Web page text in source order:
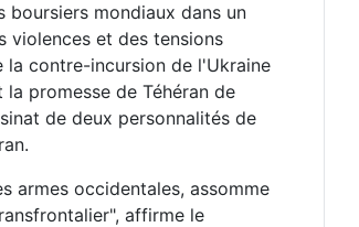
boursiers mondiaux dans un
violences et des tensions
contre-incursion de l'Ukraine
promesse de Téhéran de
de deux personnalités de
armes occidentales, assomme
affirme le